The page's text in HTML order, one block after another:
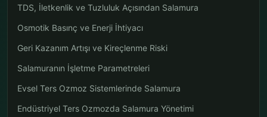
TDS, İletkenlik ve Tuzluluk Açısından Salamura
Osmotik Basınç ve Enerji İhtiyacı
Geri Kazanım Artışı ve Kireçlenme Riski
Salamuranın İşletme Parametreleri
Evsel Ters Ozmoz Sistemlerinde Salamura
Endüstriyel Ters Ozmozda Salamura Yönetimi